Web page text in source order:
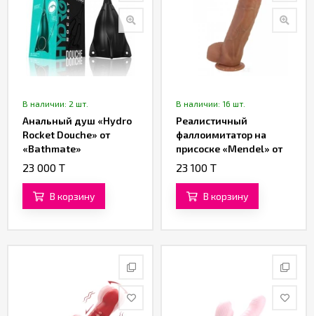
В наличии: 2 шт.
Анальный душ «Hydro
Rocket Douche» от
«Bathmate»
23 000 T
В корзину
В наличии: 16 шт.
Реалистичный
фаллоимитатор на
присоске «Mendel» от
«Baile» (19,5 см)
23 100 T
В корзину